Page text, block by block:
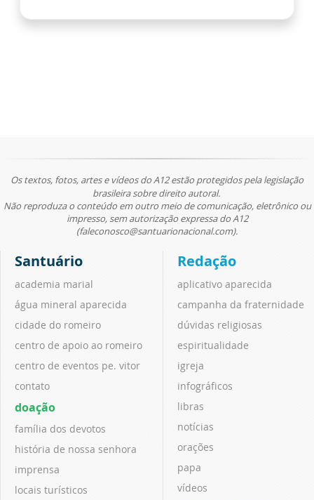
Os textos, fotos, artes e vídeos do A12 estão protegidos pela legislação
brasileira sobre direito autoral.
Não reproduza o conteúdo em outro meio de comunicação, eletrônico ou
impresso, sem autorização expressa do A12
(faleconosco@santuarionacional.com).
Santuário
academia marial
água mineral aparecida
cidade do romeiro
centro de apoio ao romeiro
centro de eventos pe. vitor
contato
doação
família dos devotos
história de nossa senhora
imprensa
locais turísticos
Redação
aplicativo aparecida
campanha da fraternidade
dúvidas religiosas
espiritualidade
igreja
infográficos
libras
notícias
orações
papa
vídeos